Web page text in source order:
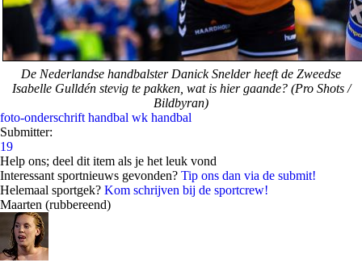
De Nederlandse handbalster Danick Snelder heeft de Zweedse
Isabelle Gulldén stevig te pakken, wat is hier gaande? (Pro Shots /
Bildbyran)
foto-onderschrift handbal wk handbal
Submitter:
19
Help ons; deel dit item als je het leuk vond
Interessant sportnieuws gevonden? Tip ons dan via de submit!
Helemaal sportgek? Kom schrijven bij de sportcrew!
Maarten (rubbereend)